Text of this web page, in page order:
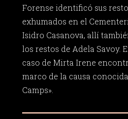
Forense identificó sus
exhumados en el
Isidro Casanova, allí
los restos de Adela Savoy.
caso de Mirta Irene
marco de la causa
Camps».